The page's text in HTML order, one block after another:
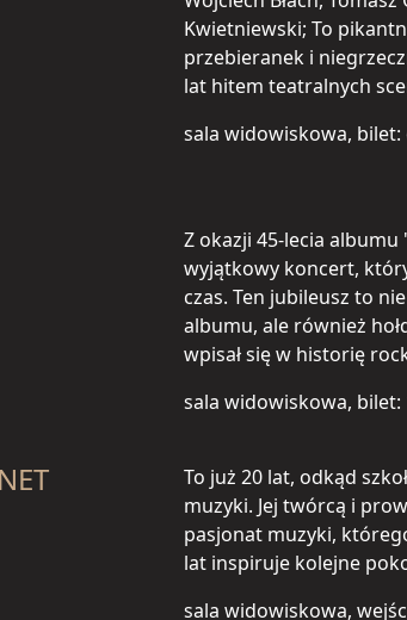
Kwietniewski; To
przebieranek i
lat hitem teatralnych
sala widowiskowa, bilet:
Z okazji 45-lecia
wyjątkowy koncert,
czas. Ten jubileusz to
albumu, ale również
wpisał się w historię
sala widowiskowa, bilet:
To już 20 lat, odkąd
muzyki. Jej twórcą i
pasjonat muzyki,
lat inspiruje kolejne
sala widowiskowa,